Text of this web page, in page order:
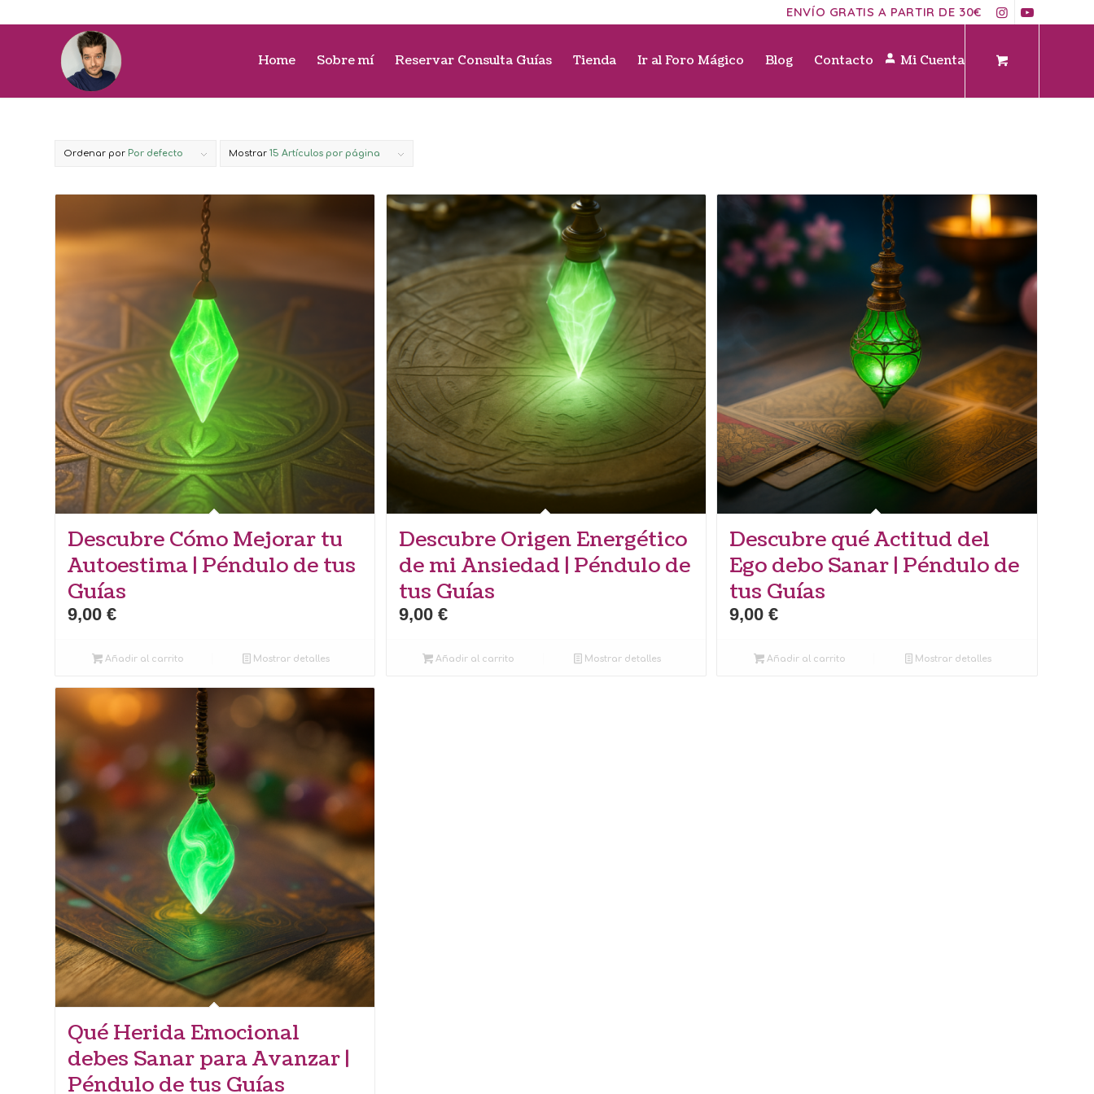
ENVÍO GRATIS A PARTIR DE 30€
Home Sobre mí Reservar Consulta Guías Tienda Ir al Foro Mágico Blog Contacto Mi Cuenta
Ordenar por Por defecto Mostrar 15 Artículos por página
Descubre Cómo Mejorar tu
Autoestima | Péndulo de tus
Guías
9,00 €
Añadir al carrito Mostrar detalles
Descubre Origen Energético
de mi Ansiedad | Péndulo de
tus Guías
9,00 €
Añadir al carrito Mostrar detalles
Descubre qué Actitud del
Ego debo Sanar | Péndulo de
tus Guías
9,00€
Añadir al carrito Mostrar detalles
Qué Herida Emocional
debes Sanar para Avanzar |
Péndulo de tus Guías